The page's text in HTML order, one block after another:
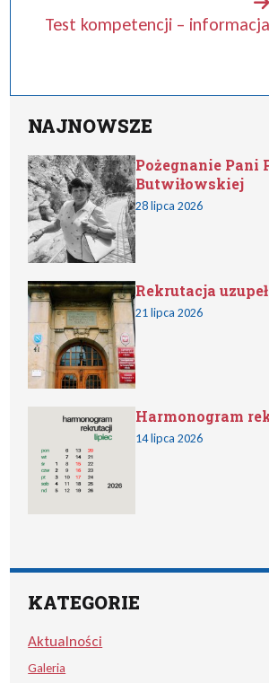
Test kompetencji – informacja
NAJNOWSZE
Pożegnanie Pani
Butwiłowskiej
28 lipca 2026
Rekrutacja
21 lipca 2026
Harmonogram
14 lipca 2026
KATEGORIE
Aktualności
Galeria